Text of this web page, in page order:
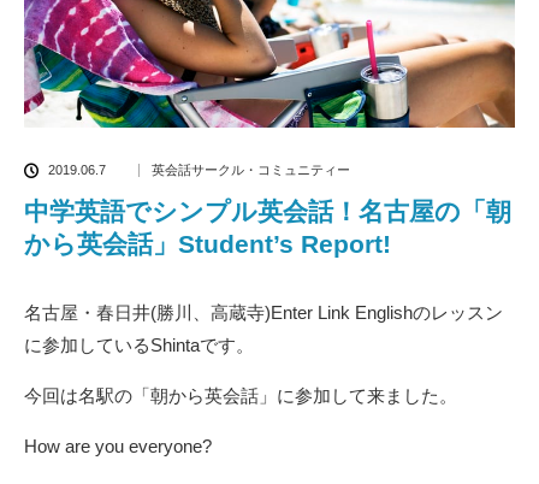
2019.06.7 英会話サークル・コミュニティー
中学英語でシンプル英会話！名古屋の「朝
から英会話」Student’s Report!
名古屋・春日井(勝川、高蔵寺)Enter Link Englishのレッスン
に参加しているShintaです。
今回は名駅の「朝から英会話」に参加して来ました。
How are you everyone?